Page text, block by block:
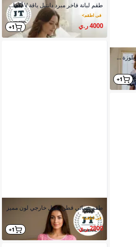
طقم شبابي 3 قطع بلوزة قطن وبلوزة شيفون وبنطلون خامة قطن بارد
1+
طقم لبانة فاخر مبرد دانتيل ياقة V أكمام خياطة خارجية
في اطقم>
4000 ر.ي 1+
طقم نسائي قطن شغل خارجي لون مميز
في اطقم>
2800 ر.ي 1+